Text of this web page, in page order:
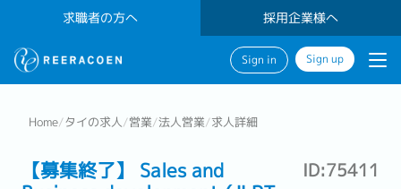
求職者の方へ 採用企業様へ
Sign in Sign up
Home/タイの求人/営業/法人営業/求人詳細
【募集終了】 Sales and
ID:75411